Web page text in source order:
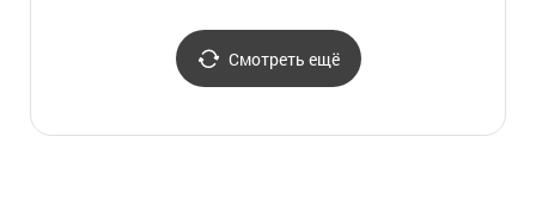
Смотреть ещё